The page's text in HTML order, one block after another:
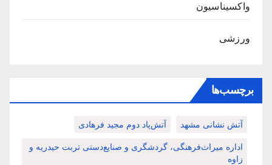
واکسیناسیون
ورزشی
برچسب‌ها
آتش نشانی مشهد آتش‌پاد دوم مجید فرهادی
اداره میراث‌فرهنگی، گردشگری و صنایع‌دستی تربت حیدریه و
زاوه